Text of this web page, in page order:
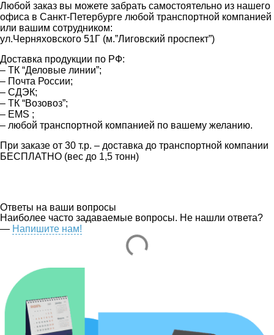
Любой заказ вы можете забрать самостоятельно из нашего
офиса в Санкт-Петербурге любой транспортной компанией
или вашим сотрудником:
ул.Черняховского 51Г (м.”Лиговский проспект”)
Доставка продукции по РФ:
– ТК “Деловые линии”;
– Почта России;
– СДЭК;
– ТК “Возовоз”;
– EMS ;
– любой транспортной компанией по вашему желанию.
При заказе от 30 т.р. – доставка до транспортной компании
БЕСПЛАТНО (вес до 1,5 тонн)
Ответы на ваши вопросы
Наиболее часто задаваемые вопросы. Не нашли ответа?
— Напишите нам!